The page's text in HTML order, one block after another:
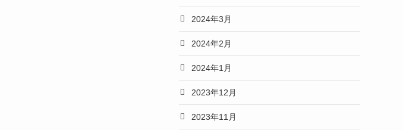
2024年3月
2024年2月
2024年1月
2023年12月
2023年11月